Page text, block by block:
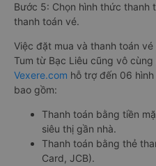
Bước 5: Chọn hình thức thanh
thanh toán vé.
Việc đặt mua và thanh toán vé
Tum từ Bạc Liêu cũng vô
Vexere.com hỗ trợ đến 06
bao gồm:
Thanh toán bằng tiền
siêu thị gần nhà.
Thanh toán bằng thẻ
Card, JCB).